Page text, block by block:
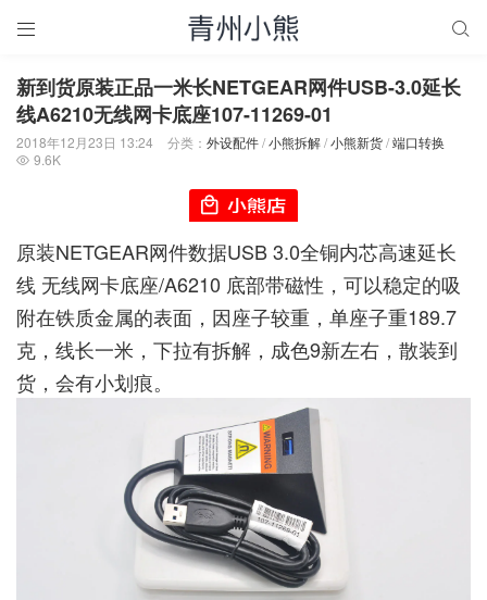
 
新到货原装正品一米长NETGEAR网件USB-3.0延长
线A6210无线网卡底座107-11269-01
2018年12月23日 13:24 分类： 外设配件/小熊拆解/小熊新货/端口转换
 9.6K
原装NETGEAR网件数据USB 3.0全铜内芯高速延长
线 无线网卡底座/A6210 底部带磁性，可以稳定的吸
附在铁质金属的表面，因座子较重，单座子重189.7
克，线长一米，下拉有拆解，成色9新左右，散装到
货，会有小划痕。